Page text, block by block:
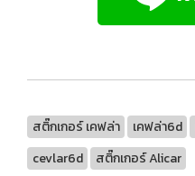
สติ๊กเกอร์ เคฟล่า เคฟล่า6d
cevlar6d
สติ๊กเกอร์ Alicar